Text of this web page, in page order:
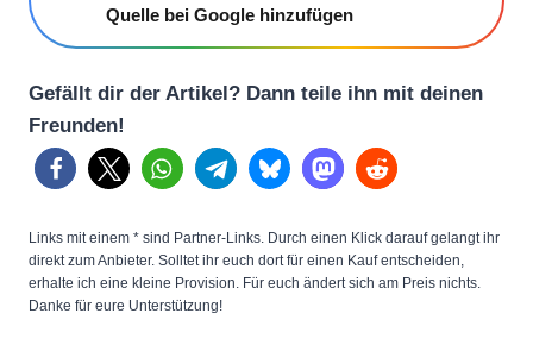
Quelle bei Google hinzufügen
Gefällt dir der Artikel? Dann teile ihn mit deinen
Freunden!
Links mit einem * sind Partner-Links. Durch einen Klick darauf gelangt ihr
direkt zum Anbieter. Solltet ihr euch dort für einen Kauf entscheiden,
erhalte ich eine kleine Provision. Für euch ändert sich am Preis nichts.
Danke für eure Unterstützung!